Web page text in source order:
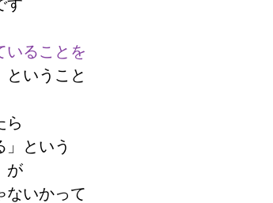
す
いることを
ということ
ら
」という
が
ないかって